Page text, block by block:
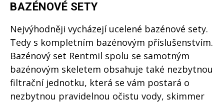
BAZÉNOVÉ SETY
Nejvýhodněji vycházejí ucelené bazénové sety.
Tedy s kompletním bazénovým příslušenstvím.
Bazénový set Rentmil spolu se samotným
bazénovým skeletem obsahuje také nezbytnou
filtrační jednotku, která se vám postará o
nezbytnou pravidelnou očistu vody, skimmer